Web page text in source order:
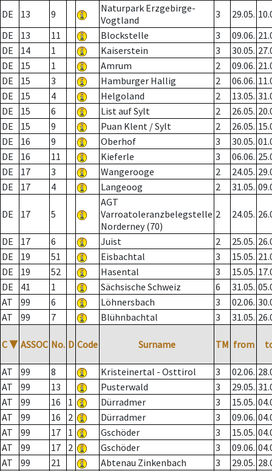
DE 13 9
Naturpark Erzgebirge-
Vogtland
3 29.05.
DE
13 11 Blockstelle 3 09.06.
DE
14 1 Kaiserstein 3 30.05.
DE
15 1 Amrum 2 09.06.
DE
15 3 Hamburger Hallig 2 06.06.
DE
15 4 Helgoland 2 13.05.
DE
15 6 List auf Sylt 2 26.05.
DE
15 9 Puan Klent / Sylt 2 26.05.
DE
16 9 Oberhof 3 30.05.
DE
16 11 Kieferle 3 06.06.
DE
17 3 Wangerooge 2 24.05.
DE
17 4 Langeoog 2 31.05.
DE 17 5
AGT
Varroatoleranzbelegstelle
Norderney (70)
2 24.05.
DE 17 6 Juist 2 25.05.
DE
19 51 Eisbachtal 3 15.05.
DE
19 52 Hasental 3 15.05.
DE
41 1 Sächsische Schweiz 6 31.05.
AT
99 6 Löhnersbach 3 02.06.
AT
99 7 Blühnbachtal 3 31.05.
C ▼ ASSOC No. D Code Surname TM from
AT 99 8 Kristeinertal - Osttirol 3 02.06.
AT
99 13 Pusterwald 3 29.05.
AT
99 16 1 Dürradmer 3 15.05.
AT
99 16 2 Dürradmer 3 09.06.
AT
99 17 1 Gschöder 3 15.05.
AT
99 17 2 Gschöder 3 09.06.
AT
99 21 Abtenau Zinkenbach 3 29.05.